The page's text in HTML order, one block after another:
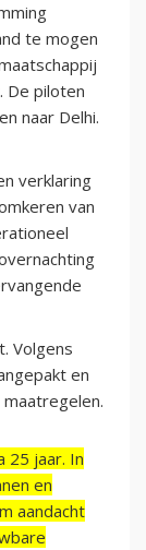
te mogen
De piloten
naar Delhi.
verklaring
van
Volgens
en
25 jaar. In
en
aandacht